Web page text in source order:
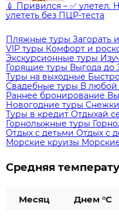
💉 Привился – ✅
улететь без ПЦР-теста
Пляжные туры Загорать
VIP туры Комфорт и
Экскурсионные туры
Горящие туры Выгода до
Туры на выходные
Свадебные туры В любой
Раннее бронирование
Новогодние туры
Туры в кредит Отдыхай
Горнолыжные туры
Отдых с детьми Отдых с
Морские круизы
Средняя
Месяц Днем °C